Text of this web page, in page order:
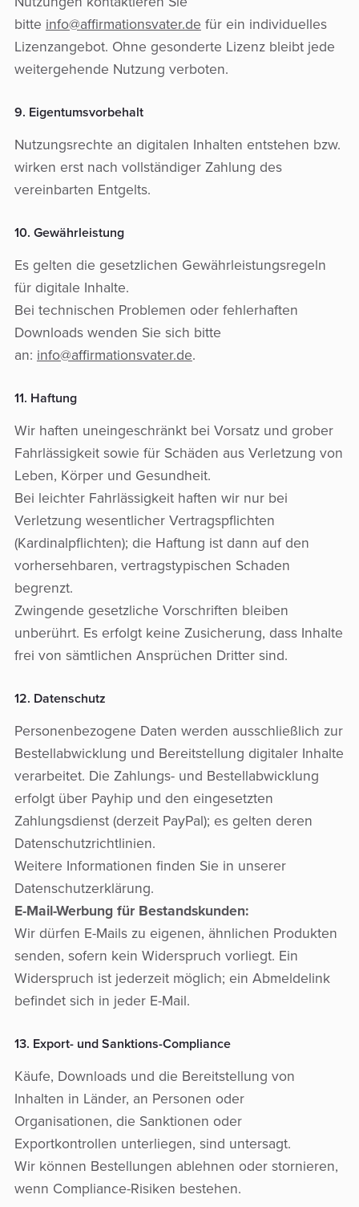
bitte info@affirmationsvater.de für ein individuelles
Lizenzangebot. Ohne gesonderte Lizenz bleibt jede
weitergehende Nutzung verboten.
9. Eigentumsvorbehalt
Nutzungsrechte an digitalen Inhalten entstehen bzw.
wirken erst nach vollständiger Zahlung des
vereinbarten Entgelts.
10. Gewährleistung
Es gelten die gesetzlichen Gewährleistungsregeln
für digitale Inhalte.
Bei technischen Problemen oder fehlerhaften
Downloads wenden Sie sich bitte
an: info@affirmationsvater.de.
11. Haftung
Wir haften uneingeschränkt bei Vorsatz und grober
Fahrlässigkeit sowie für Schäden aus Verletzung von
Leben, Körper und Gesundheit.
Bei leichter Fahrlässigkeit haften wir nur bei
Verletzung wesentlicher Vertragspflichten
(Kardinalpflichten); die Haftung ist dann auf den
vorhersehbaren, vertragstypischen Schaden
begrenzt.
Zwingende gesetzliche Vorschriften bleiben
unberührt. Es erfolgt keine Zusicherung, dass Inhalte
frei von sämtlichen Ansprüchen Dritter sind.
12. Datenschutz
Personenbezogene Daten werden ausschließlich zur
Bestellabwicklung und Bereitstellung digitaler Inhalte
verarbeitet. Die Zahlungs- und Bestellabwicklung
erfolgt über Payhip und den eingesetzten
Zahlungsdienst (derzeit PayPal); es gelten deren
Datenschutzrichtlinien.
Weitere Informationen finden Sie in unserer
Datenschutzerklärung.
E-Mail-Werbung für Bestandskunden:
Wir dürfen E-Mails zu eigenen, ähnlichen Produkten
senden, sofern kein Widerspruch vorliegt. Ein
Widerspruch ist jederzeit möglich; ein Abmeldelink
befindet sich in jeder E-Mail.
13. Export- und Sanktions-Compliance
Käufe, Downloads und die Bereitstellung von
Inhalten in Länder, an Personen oder
Organisationen, die Sanktionen oder
Exportkontrollen unterliegen, sind untersagt.
Wir können Bestellungen ablehnen oder stornieren,
wenn Compliance-Risiken bestehen.